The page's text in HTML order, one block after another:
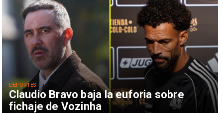
Claudio Bravo baja la euforia sobre
fichaje de Vozinha
DEPORTES